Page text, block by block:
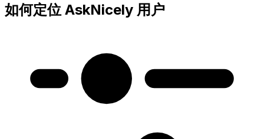
如何定位 AskNicely 用户